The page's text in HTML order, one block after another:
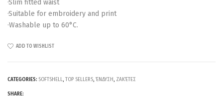
·Slim fitted waist
·Suitable for embroidery and print
·Washable up to 60°C.
ADD TO WISHLIST
CATEGORIES: SOFTSHELL, TOP SELLERS, ΈΝΔΥΣΗ, ΖΑΚΈΤΕΣ
SHARE: